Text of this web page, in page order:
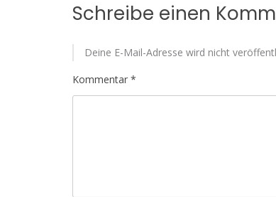
Schreibe einen
Deine E-Mail-Adresse wird nicht
Kommentar *